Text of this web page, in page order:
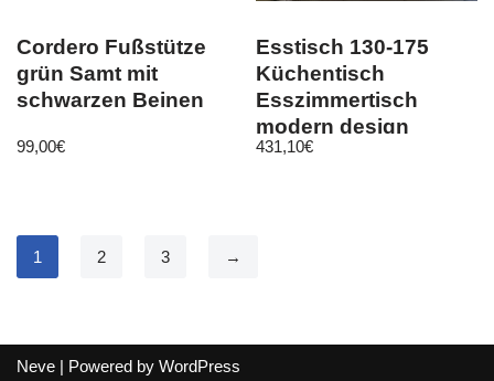
Cordero Fußstütze
grün Samt mit
schwarzen Beinen
99,00€
Esstisch 130-175
Küchentisch
Esszimmertisch
modern design
erweiterbar
431,10€
1 2 3 →
Neve | Powered by WordPress